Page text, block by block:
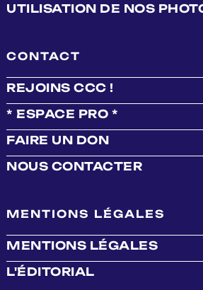
UTILISATION DE NOS
CONTACT
REJOINS CCC !
* ESPACE PRO *
FAIRE UN DON
NOUS CONTACTER
MENTIONS LÉGALES
MENTIONS LÉGALES
L'ÉDITORIAL